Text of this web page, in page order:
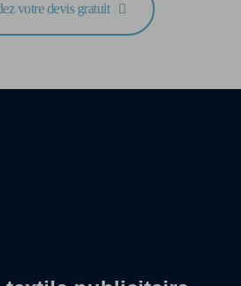
votre devis gratuit